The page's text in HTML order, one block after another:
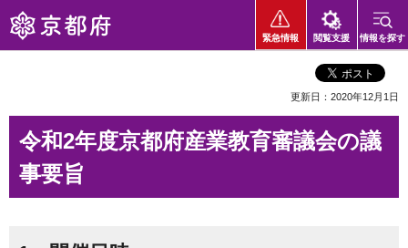
京都府
緊急情報 閲覧支援 情報を探す
更新日：2020年12月1日
令和2年度京都府産業教育審議会の議
事要旨